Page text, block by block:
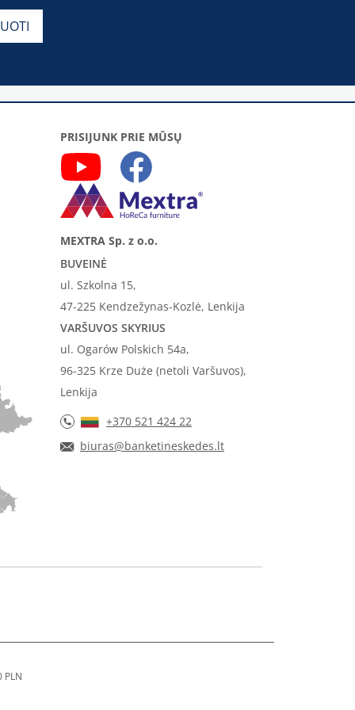
PRISIJUNK PRIE MŪSŲ
MEXTRA Sp. z o.o.
BUVEINĖ
ul. Szkolna 15,
47-225 Kendzežynas-Kozlė, Lenkija
VARŠUVOS SKYRIUS
ul. Ogarów Polskich 54a,
96-325 Krze Duże (netoli Varšuvos),
Lenkija
+370 521 424 22
biuras@banketineskedes.lt
PLN